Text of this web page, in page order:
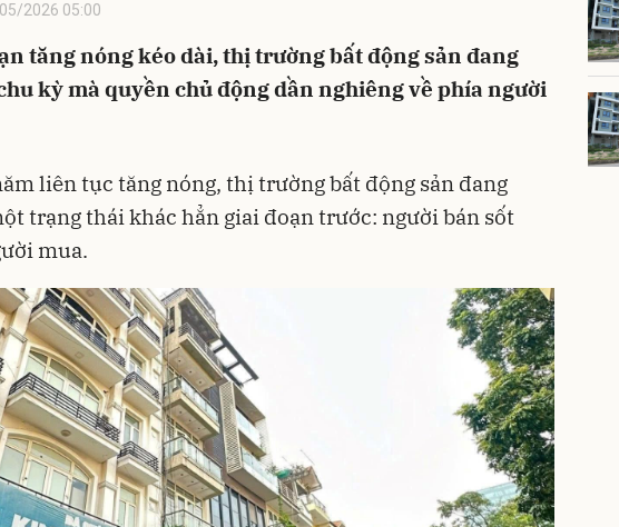
2026 05:00
tăng nóng kéo dài, thị trường bất động sản đang
kỳ mà quyền chủ động dần nghiêng về phía người
liên tục tăng nóng, thị trường bất động sản đang
trạng thái khác hẳn giai đoạn trước: người bán sốt
mua.